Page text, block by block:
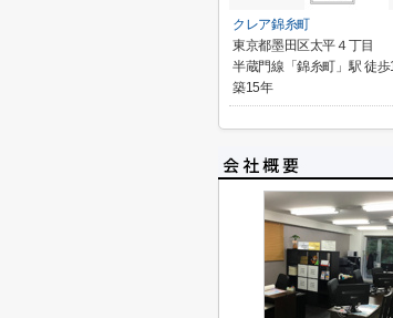
クレア錦糸町
東京都墨田区太平４丁目
半蔵門線「錦糸町」駅 徒
築15年